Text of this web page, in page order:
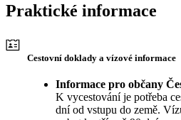
Praktické informace
Cestovní doklady a vízové informace
Informace pro občany
K vycestování je potřeba
dní od vstupu do země.